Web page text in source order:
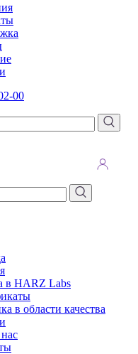
00
в HARZ Labs
в области качества